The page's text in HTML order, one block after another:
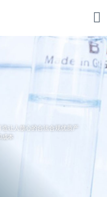
让人放心的合法合规优质产
成本